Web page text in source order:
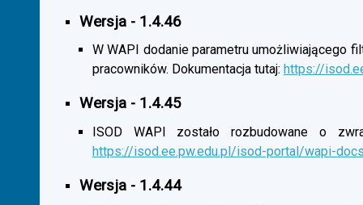
Wersja - 1.4.46
W WAPI dodanie parametru umożliwiającego
pracowników. Dokumentacja tutaj: https://
Wersja - 1.4.45
ISOD WAPI zostało rozbudowane o
https://isod.ee.pw.edu.pl/isod-portal/wapi-
Wersja - 1.4.44